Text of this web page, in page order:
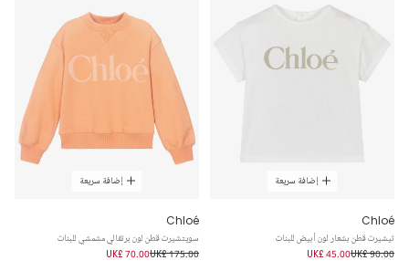
إضافة سريعة
Chloé
تيشيرت قطن بشعار لون أبيض للبنات
UK£ 90.00
UK£ 45.00
إضافة سريعة
Chloé
سويتشيرت قطن لون برتقالي مشمشي للبنات
UK£ 175.00
UK£ 70.00